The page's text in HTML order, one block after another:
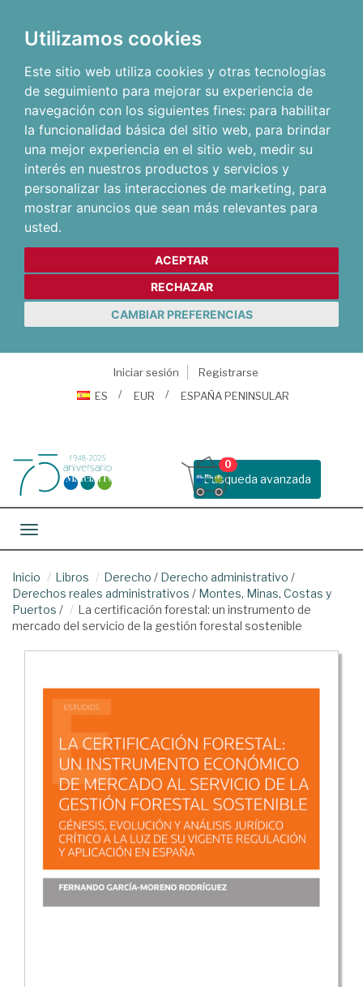
Utilizamos cookies
Este sitio web utiliza cookies y otras tecnologías
de seguimiento para mejorar su experiencia de
navegación con los siguientes fines: para habilitar
la funcionalidad básica del sitio web, para brindar
una mejor experiencia en el sitio web, medir su
interés en nuestros productos y servicios y
personalizar las interacciones de marketing, para
mostrar anuncios que sean más relevantes para
usted.
ACEPTAR
RECHAZAR
CAMBIAR PREFERENCIAS
Iniciar sesión
Registrarse
ES
EUR ESPAÑA PENINSULAR
Busqueda avanzada
0
Toggle navigation
Inicio Libros Derecho / Derecho administrativo /
Derechos reales administrativos / Montes, Minas, Costas y
Puertos /
La certificación forestal: un instrumento de
mercado del servicio de la gestión forestal sostenible